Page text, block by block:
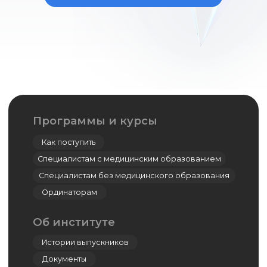
Кадаверный центр
Дополнительное профессиональное
Ординатура